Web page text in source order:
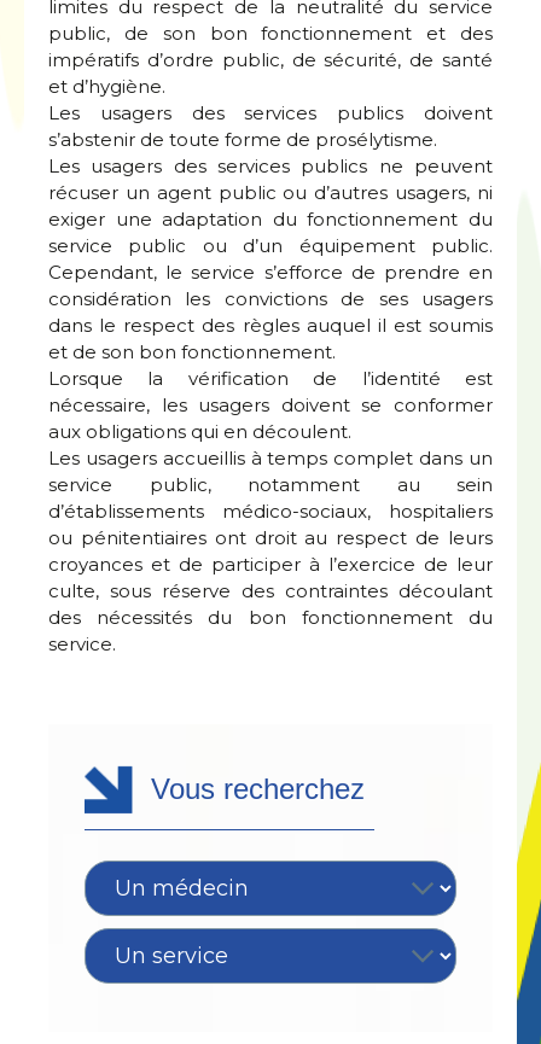
limites du respect de la neutralité du service
public, de son bon fonctionnement et des
impératifs d’ordre public, de sécurité, de santé
et d’hygiène.
Les usagers des services publics doivent
s’abstenir de toute forme de prosélytisme.
Les usagers des services publics ne peuvent
récuser un agent public ou d’autres usagers, ni
exiger une adaptation du fonctionnement du
service public ou d’un équipement public.
Cependant, le service s’efforce de prendre en
considération les convictions de ses usagers
dans le respect des règles auquel il est soumis
et de son bon fonctionnement.
Lorsque la vérification de l’identité est
nécessaire, les usagers doivent se conformer
aux obligations qui en découlent.
Les usagers accueillis à temps complet dans un
service public, notamment au sein
d’établissements médico-sociaux, hospitaliers
ou pénitentiaires ont droit au respect de leurs
croyances et de participer à l’exercice de leur
culte, sous réserve des contraintes découlant
des nécessités du bon fonctionnement du
service.
Vous recherchez